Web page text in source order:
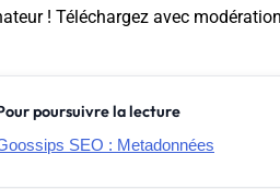
! Téléchargez avec
poursuivre la lecture
SEO : Metadonnées